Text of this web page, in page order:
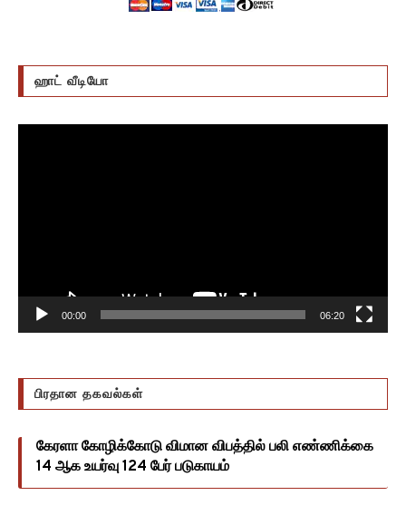
ஹாட் வீடியோ
00:00 06:20
பிரதான தகவல்கள்
கேரளா கோழிக்கோடு விமான விபத்தில் பலி எண்ணிக்கை
14 ஆக உயர்வு 124 பேர் படுகாயம்